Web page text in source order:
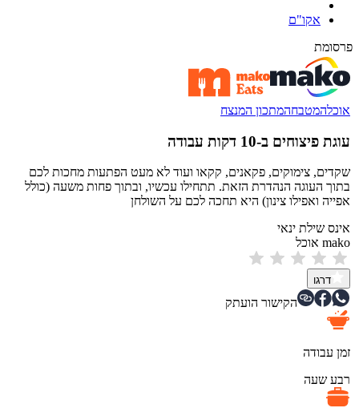
אקו"ם
פרסומת
אוכלהמטבחהמתכון המנצח
עוגת פיצוחים ב-10 דקות עבודה
שקדים, צימוקים, פקאנים, קקאו ועוד לא מעט הפתעות מחכות לכם
בתוך העוגה הנהדרת הזאת. תתחילו עכשיו, ובתוך פחות משעה (כולל
אפייה ואפילו צינון) היא תחכה לכם על השולחן
אינס שילת ינאי
mako אוכל
דרגו
הקישור הועתק
זמן עבודה
רבע שעה